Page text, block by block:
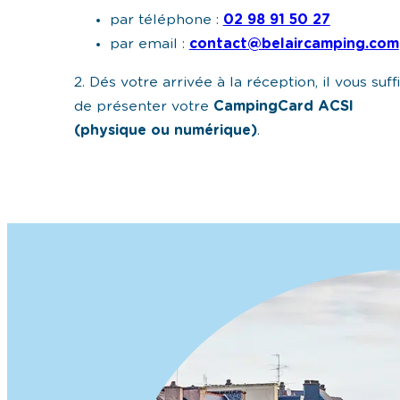
par téléphone : 02 98 91 50 27
par email : contact@belaircamping.com
2. Dés votre arrivée à la réception, il vous
de présenter votre CampingCard ACSI
(physique ou numérique).